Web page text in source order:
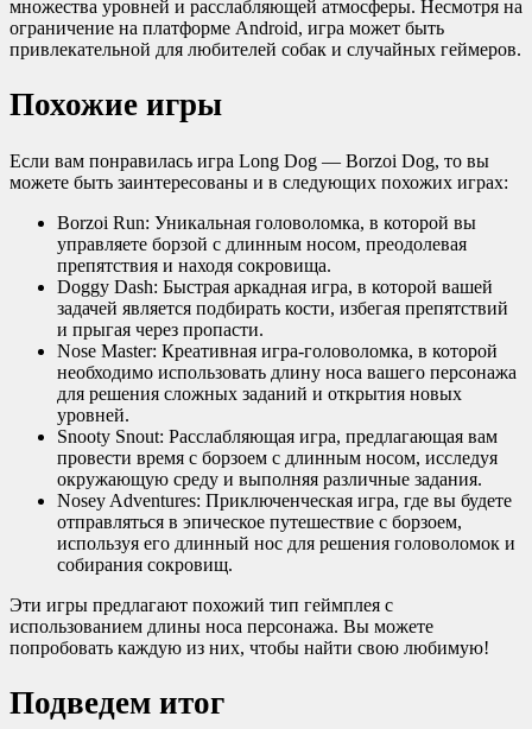
множества уровней и расслабляющей атмосферы. Несмотря на
ограничение на платформе Android, игра может быть
привлекательной для любителей собак и случайных геймеров.
Похожие игры
Если вам понравилась игра Long Dog — Borzoi Dog, то вы
можете быть заинтересованы и в следующих похожих играх:
Borzoi Run: Уникальная головоломка, в которой вы
управляете борзой с длинным носом, преодолевая
препятствия и находя сокровища.
Doggy Dash: Быстрая аркадная игра, в которой вашей
задачей является подбирать кости, избегая препятствий
и прыгая через пропасти.
Nose Master: Креативная игра-головоломка, в которой
необходимо использовать длину носа вашего персонажа
для решения сложных заданий и открытия новых
уровней.
Snooty Snout: Расслабляющая игра, предлагающая вам
провести время с борзоем с длинным носом, исследуя
окружающую среду и выполняя различные задания.
Nosey Adventures: Приключенческая игра, где вы будете
отправляться в эпическое путешествие с борзоем,
используя его длинный нос для решения головоломок и
собирания сокровищ.
Эти игры предлагают похожий тип геймплея с
использованием длины носа персонажа. Вы можете
попробовать каждую из них, чтобы найти свою любимую!
Подведем итог